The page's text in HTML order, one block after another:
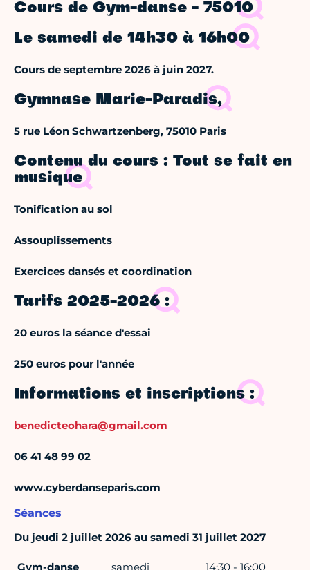
Cours de Gym-danse - 75010
Le samedi de 14h30 à 16h00
Cours de septembre 2026 à juin 2027.
Gymnase Marie-Paradis,
5 rue Léon Schwartzenberg, 75010 Paris
Contenu du cours : Tout se fait en
musique
Tonification au sol
Assouplissements
Exercices dansés et coordination
Tarifs 2025-2026 :
20 euros la séance d'essai
250 euros pour l'année
Informations et inscriptions :
benedicteohara@gmail.com
06 41 48 99 02
www.cyberdanseparis.com
Séances
Du jeudi 2 juillet 2026 au samedi 31 juillet 2027
Gym-danse samedi 14:30 - 16:00